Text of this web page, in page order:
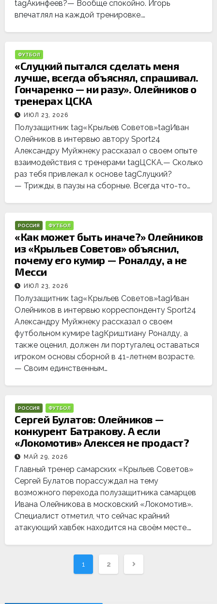
tagАкинфеев?— Вообще спокойно. Игорь
впечатлял на каждой тренировке.…
ФУТБОЛ
«Слуцкий пытался сделать меня
лучше, всегда объяснял, спрашивал.
Гончаренко — ни разу». Олейников о
тренерах ЦСКА
ИЮЛ 23, 2026
Полузащитник tag«Крыльев Советов»tagИван
Олейников в интервью автору Sport24
Александру Муйжнеку рассказал о своем опыте
взаимодействия с тренерами tagЦСКА.— Сколько
раз тебя привлекал к основе tagСлуцкий?
— Трижды, в паузы на сборные. Всегда что-то…
РОССИЯ ФУТБОЛ
«Как может быть иначе?» Олейников
из «Крыльев Советов» объяснил,
почему его кумир — Роналду, а не
Месси
ИЮЛ 23, 2026
Полузащитник tag«Крыльев Советов»tagИван
Олейников в интервью корреспонденту Sport24
Александру Муйжнеку рассказал о своем
футбольном кумире tagКриштиану Роналду, а
также оценил, должен ли португалец оставаться
игроком основы сборной в 41-летнем возрасте.
— Своим единственным…
РОССИЯ ФУТБОЛ
Сергей Булатов: Олейников —
конкурент Батракову. А если
«Локомотив» Алексея не продаст?
МАЙ 29, 2026
Главный тренер самарских «Крыльев Советов»
Сергей Булатов порассуждал на тему
возможного перехода полузащитника самарцев
Ивана Олейникова в московский «Локомотив».
Специалист отметил, что сейчас крайний
атакующий хавбек находится на своём месте.…
Навигация
по
1 2